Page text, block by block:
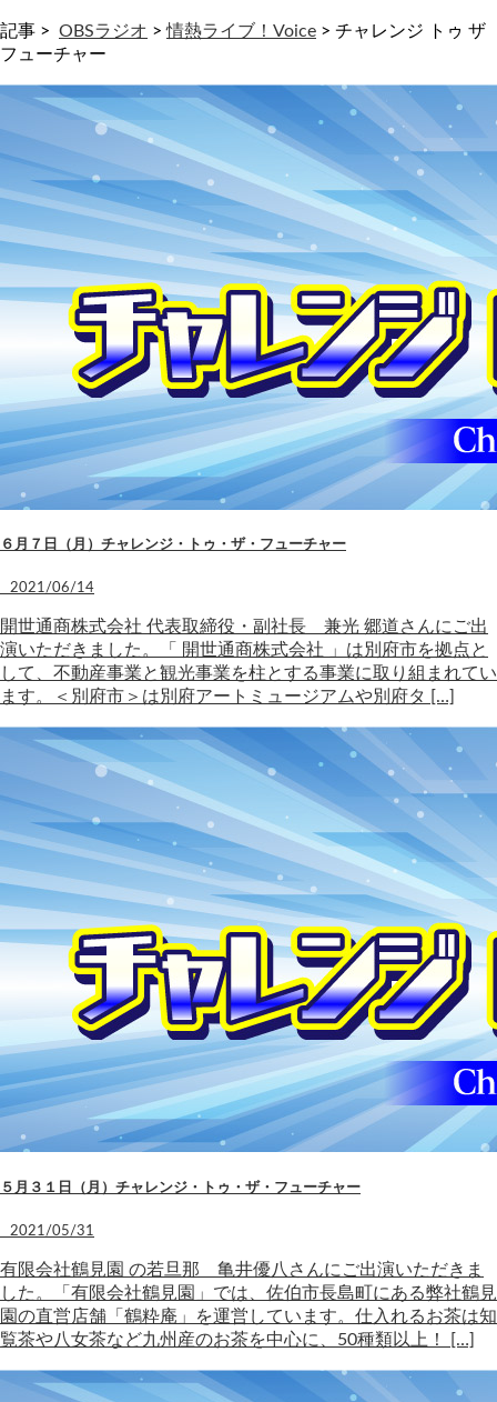
記事 > OBSラジオ >情熱ライブ！Voice > チャレンジ トゥ ザ
フューチャー
６月７日（月）チャレンジ・トゥ・ザ・フューチャー
2021/06/14
開世通商株式会社 代表取締役・副社長 兼光 郷道さんにご出
演いただきました。「 開世通商株式会社 」は別府市を拠点と
して、不動産事業と観光事業を柱とする事業に取り組まれてい
ます。＜別府市＞は別府アートミュージアムや別府タ […]
５月３１日（月）チャレンジ・トゥ・ザ・フューチャー
2021/05/31
有限会社鶴見園 の若旦那 亀井優八さんにご出演いただきま
した。「有限会社鶴見園」では、佐伯市長島町にある弊社鶴見
園の直営店舗「鶴粋庵」を運営しています。仕入れるお茶は知
覧茶や八女茶など九州産のお茶を中心に、50種類以上！ […]